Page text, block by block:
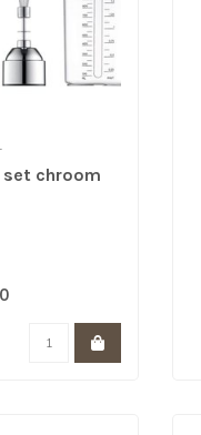
chroom